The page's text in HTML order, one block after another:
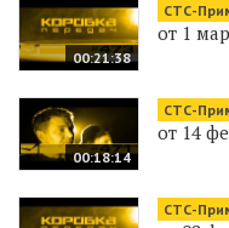
00:21:38
СТС-
от 1
00:18:14
СТС-
от 14
СТС-